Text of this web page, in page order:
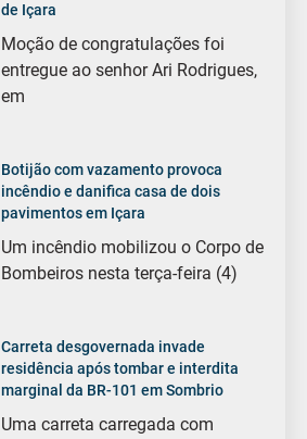
de Içara
Moção de congratulações foi
entregue ao senhor Ari Rodrigues,
em
Botijão com vazamento provoca
incêndio e danifica casa de dois
pavimentos em Içara
Um incêndio mobilizou o Corpo de
Bombeiros nesta terça-feira (4)
Carreta desgovernada invade
residência após tombar e interdita
marginal da BR-101 em Sombrio
Uma carreta carregada com